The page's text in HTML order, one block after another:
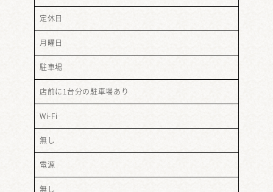
定休日
月曜日
駐車場
店前に1台分の駐車場あり
Wi-Fi
無し
電源
無し